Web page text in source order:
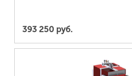
393 250 руб.